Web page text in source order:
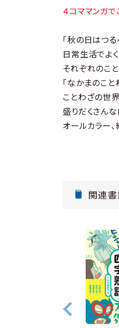
４コママンガで
「秋の日はつ
日常生活でよ
それぞれのこ
「なかまのこと
ことわざの世
盛りだくさん
オールカラー、
関連